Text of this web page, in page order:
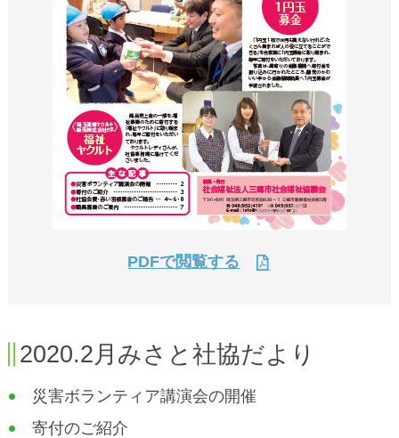
PDFで閲覧する
2020.2月みさと社協だより
災害ボランティア講演会の開催
寄付のご紹介